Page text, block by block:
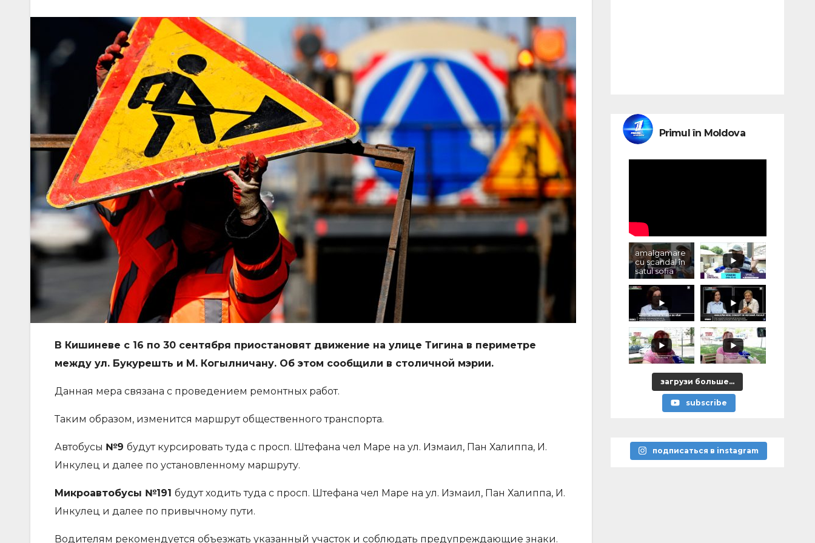
В Кишиневе с 16 по 30 сентября приостановят движение на улице Тигина в периметре
между ул. Букурешть и М. Когылничану. Об этом сообщили в столичной мэрии.
Данная мера связана с проведением ремонтных работ.
Таким образом, изменится маршрут общественного транспорта.
Автобусы №9 будут курсировать туда с просп. Штефана чел Маре на ул. Измаил, Пан Халиппа, И.
Инкулец и далее по установленному маршруту.
Микроавтобусы №191 будут ходить туда с просп. Штефана чел Маре на ул. Измаил, Пан Халиппа, И.
Инкулец и далее по привычному пути.
Водителям рекомендуется объезжать указанный участок и соблюдать предупреждающие знаки.
Primul în Moldova
amalgamare
cu scandal în
satul sofia
загрузи больше...
subscribe
подписаться в instagram